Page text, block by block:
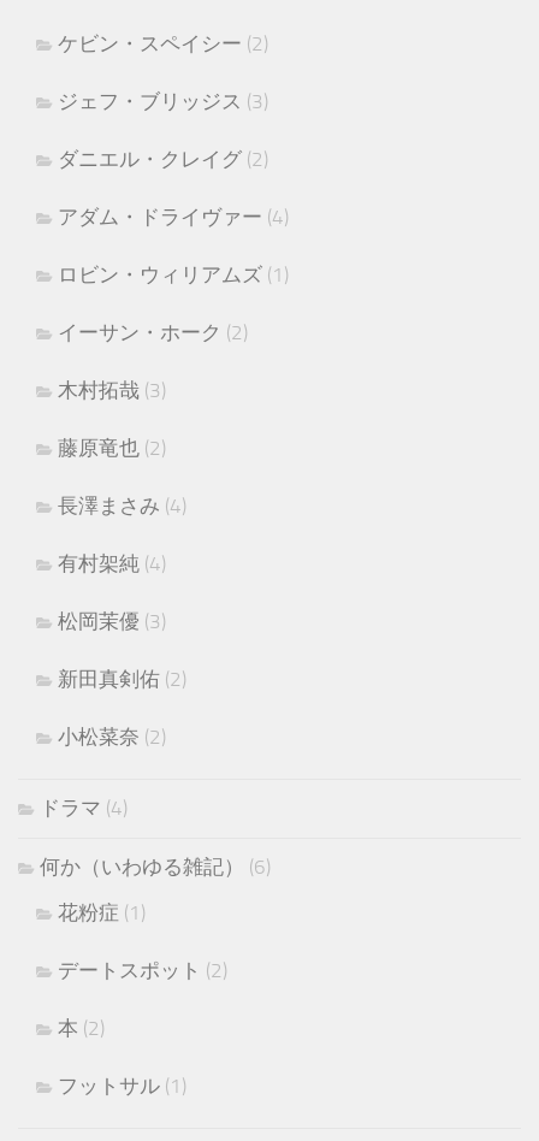
ケビン・スペイシー (2)
ジェフ・ブリッジス (3)
ダニエル・クレイグ (2)
アダム・ドライヴァー (4)
ロビン・ウィリアムズ (1)
イーサン・ホーク (2)
木村拓哉 (3)
藤原竜也 (2)
長澤まさみ (4)
有村架純 (4)
松岡茉優 (3)
新田真剣佑 (2)
小松菜奈 (2)
ドラマ (4)
何か（いわゆる雑記）
(6)
花粉症 (1)
デートスポット (2)
本 (2)
フットサル (1)